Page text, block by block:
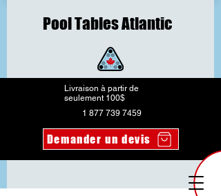
Livraison à partir de
seulement 100$
1 877 739 7459
Demander un devis
Pool Tables Atlantic